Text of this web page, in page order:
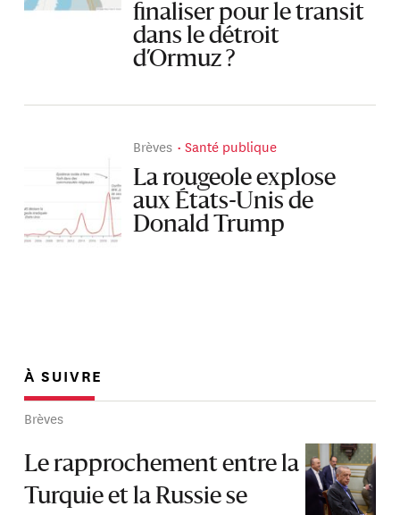
finaliser pour le transit
dans le détroit
d’Ormuz ?
Brèves Santé publique
La rougeole explose
aux États-Unis de
Donald Trump
À SUIVRE
Brèves
Le rapprochement entre la
Turquie et la Russie se